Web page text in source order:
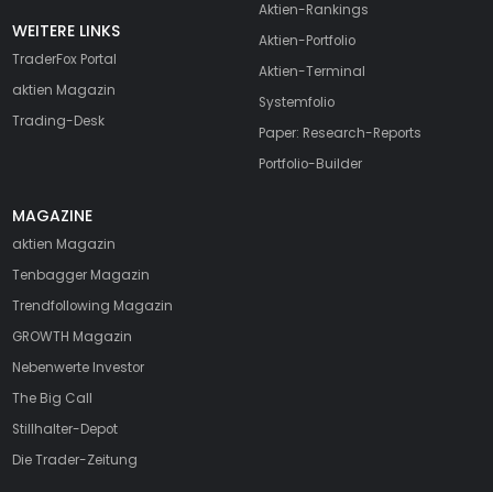
WEITERE LINKS
TraderFox Portal
aktien Magazin
Trading-Desk
Aktien-Rankings
Aktien-Portfolio
Aktien-Terminal
Systemfolio
Paper: Research-Reports
Portfolio-Builder
MAGAZINE
aktien Magazin
Tenbagger Magazin
Trendfollowing Magazin
GROWTH Magazin
Nebenwerte Investor
The Big Call
Stillhalter-Depot
Die Trader-Zeitung